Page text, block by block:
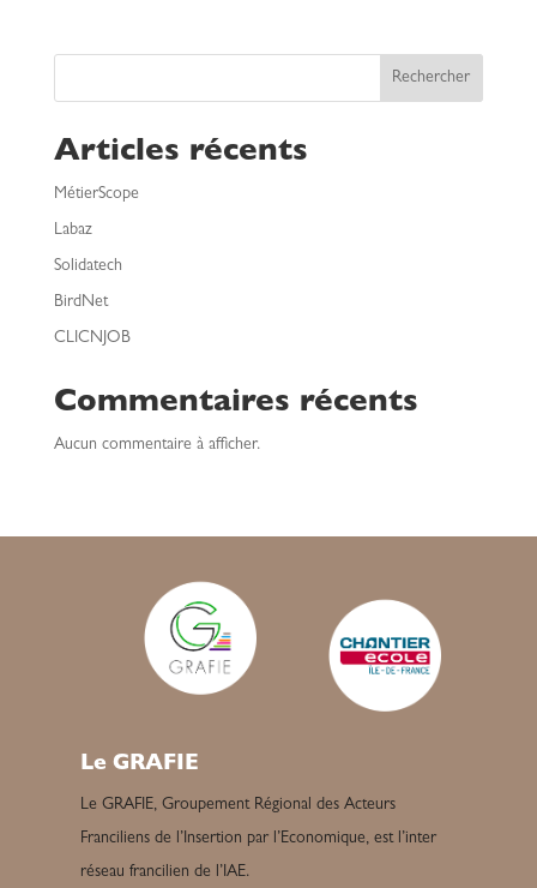
Rechercher
Articles récents
MétierScope
Labaz
Solidatech
BirdNet
CLICNJOB
Commentaires récents
Aucun commentaire à afficher.
Le GRAFIE
Le GRAFIE, Groupement Régional des Acteurs
Franciliens de l’Insertion par l’Economique, est l’inter
réseau francilien de l’IAE.